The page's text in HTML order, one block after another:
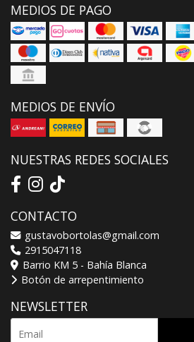
MEDIOS DE PAGO
MEDIOS DE ENVÍO
NUESTRAS REDES SOCIALES
CONTACTO
gustavobortolas@gmail.com
2915047118
Barrio KM 5 - Bahía Blanca
Botón de arrepentimiento
NEWSLETTER